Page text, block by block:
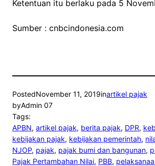
Ketentuan itu berlaku pada 5
Sumber : cnbcindonesia.com
PostedNovember 11, 2019inartikel pajak
byAdmin 07
Tags:
APBN, artikel pajak, berita pajak, DPR,
kebijakan pajak, kebijakan pemerintah,
NJOP, pajak, pajak bumi dan bangunan,
Pajak Pertambahan Nilai, PBB,